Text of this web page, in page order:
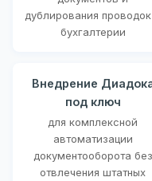
дублирования
бухгалтерии
Внедрение
под ключ
для комплексной
автоматизации
документооборота без
отвлечения штатных